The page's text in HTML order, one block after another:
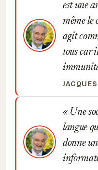
est une
même le
agit
tous car
Une
langue
donne